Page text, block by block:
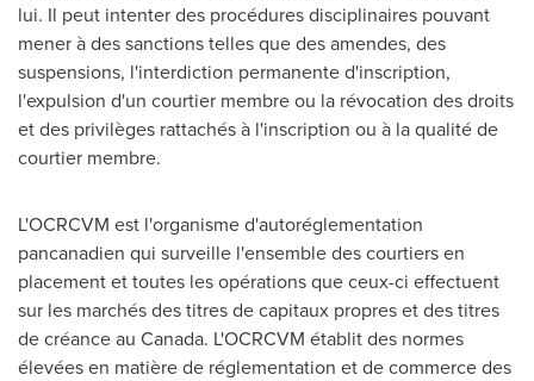
lui. Il peut intenter des procédures disciplinaires pouvant
mener à des sanctions telles que des amendes, des
suspensions, l'interdiction permanente d'inscription,
l'expulsion d'un courtier membre ou la révocation des droits
et des privilèges rattachés à l'inscription ou à la qualité de
courtier membre.
L'OCRCVM est l'organisme d'autoréglementation
pancanadien qui surveille l'ensemble des courtiers en
placement et toutes les opérations que ceux-ci effectuent
sur les marchés des titres de capitaux propres et des titres
de créance au Canada. L'OCRCVM établit des normes
élevées en matière de réglementation et de commerce des